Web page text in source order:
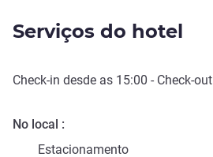
Serviços do hotel
Check-in desde as 15:00 - Check-out
No local
Estacionamento